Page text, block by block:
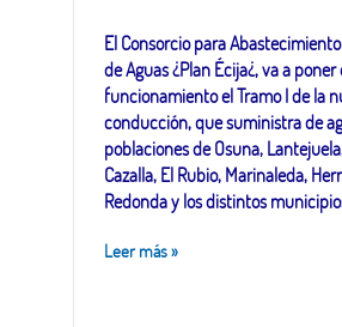
El Consorcio para
de Aguas ¿Plan Écija¿, va a poner
funcionamiento el Tramo I de la
conducción, que suministra de
poblaciones de Osuna,
Cazalla, El Rubio, Marinaleda,
Redonda y los distintos
Leer más»